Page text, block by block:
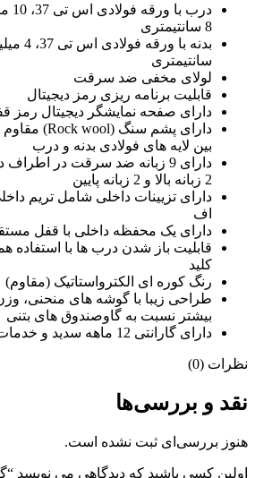
8 سانتیمتری
سانتیمتری
لولای مخفی ضد سرقت
قابلیت برنامه ریزی رمز دیجیتال
دارای صفحه نمایشگر دیجیتال رمز
بین لایه های فولادی بدنه و درب
2 زبانه بالا و 2 زبانه پایین
دارای تزیینات داخلی شامل تریم
اف
دارای یک محفظه داخلی با قفل
قابلیت باز شدن درب ها با استفاده
کلید
رنگ کوره ای الکترواستاتیک (مقاوم)
طراحی زیبا با گوشه های منحنی،
بیشتر نسبت به گاوصندوق های بتنی
دارای گارانتی 12 ماهه سدید و خدمات پس از فروش 10 ساله
نظرات (0)
نقد و بررسی‌ها
هنوز بررسی‌ای ثبت نشده است.
اولین کسی باشید که دیدگاهی می نویسد